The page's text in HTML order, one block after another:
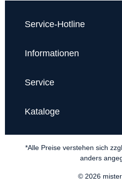
Service-Hotline
Informationen
Service
Kataloge
© 2026
*Alle Preise verstehen sich
anders